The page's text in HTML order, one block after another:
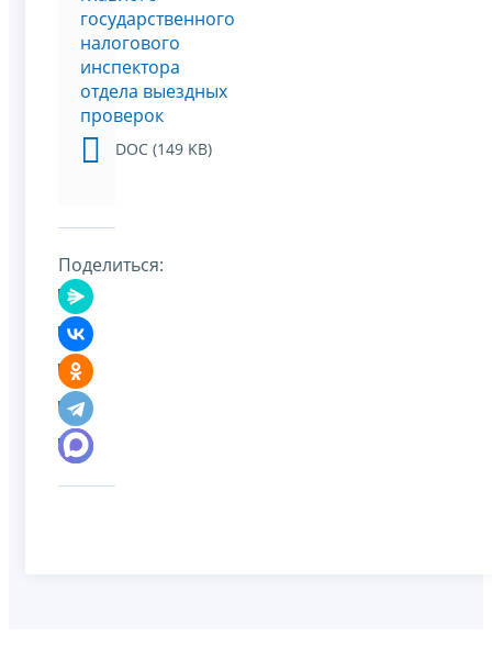
государственного
налогового
инспектора
отдела выездных
проверок
DOC (149 KB)
Поделиться: